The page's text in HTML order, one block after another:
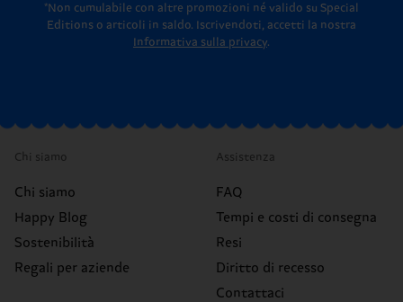
*Non cumulabile con altre promozioni né valido su Special
Editions o articoli in saldo. Iscrivendoti, accetti la nostra
Informativa sulla privacy.
Chi siamo
Chi siamo
Happy Blog
Sostenibilità
Regali per aziende
Assistenza
FAQ
Tempi e costi di consegna
Resi
Diritto di recesso
Contattaci